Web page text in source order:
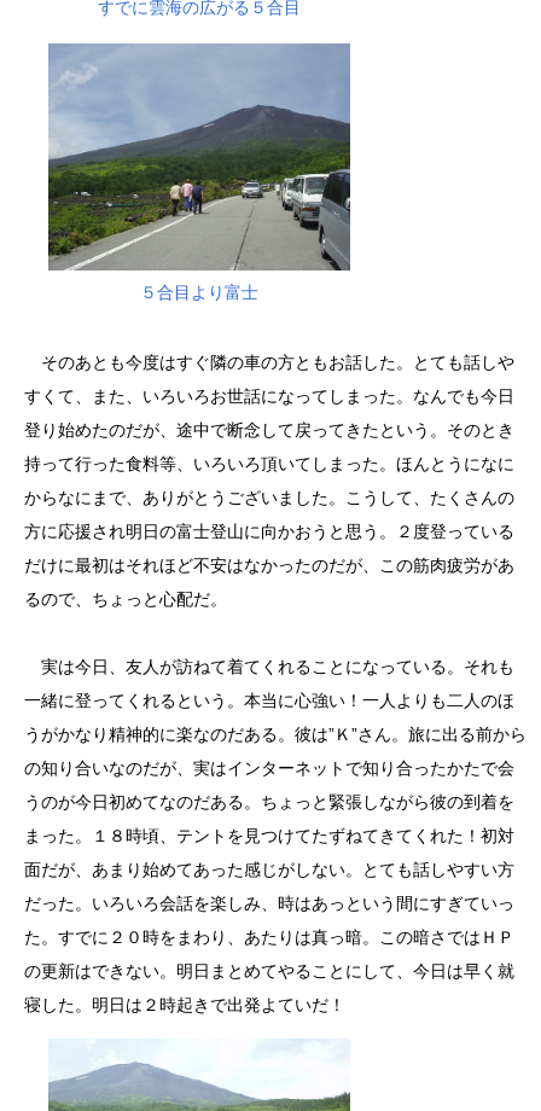
すでに雲海の広がる５合目
５合目より富士
そのあとも今度はすぐ隣の車の方ともお話した。とても話しや
すくて、また、いろいろお世話になってしまった。なんでも今日
登り始めたのだが、途中で断念して戻ってきたという。そのとき
持って行った食料等、いろいろ頂いてしまった。ほんとうになに
からなにまで、ありがとうございました。こうして、たくさんの
方に応援され明日の富士登山に向かおうと思う。２度登っている
だけに最初はそれほど不安はなかったのだが、この筋肉疲労があ
るので、ちょっと心配だ。
実は今日、友人が訪ねて着てくれることになっている。それも
一緒に登ってくれるという。本当に心強い！一人よりも二人のほ
うがかなり精神的に楽なのだある。彼は”Ｋ”さん。旅に出る前から
の知り合いなのだが、実はインターネットで知り合ったかたで会
うのが今日初めてなのだある。ちょっと緊張しながら彼の到着を
まった。１８時頃、テントを見つけてたずねてきてくれた！初対
面だが、あまり始めてあった感じがしない。とても話しやすい方
だった。いろいろ会話を楽しみ、時はあっという間にすぎていっ
た。すでに２０時をまわり、あたりは真っ暗。この暗さではＨＰ
の更新はできない。明日まとめてやることにして、今日は早く就
寝した。明日は２時起きで出発よていだ！